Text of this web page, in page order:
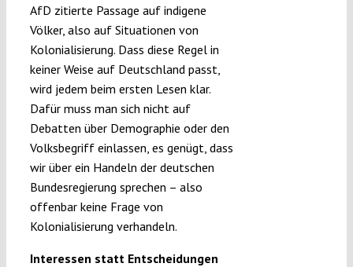
AfD zitierte Passage auf indigene
Völker, also auf Situationen von
Kolonialisierung. Dass diese Regel in
keiner Weise auf Deutschland passt,
wird jedem beim ersten Lesen klar.
Dafür muss man sich nicht auf
Debatten über Demographie oder den
Volksbegriff einlassen, es genügt, dass
wir über ein Handeln der deutschen
Bundesregierung sprechen – also
offenbar keine Frage von
Kolonialisierung verhandeln.
Interessen statt Entscheidungen